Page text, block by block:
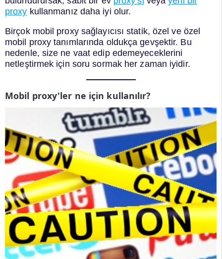
proxy kullanmanız daha iyi olur.
Birçok mobil proxy sağlayıcısı statik, özel ve özel
mobil proxy tanımlarında oldukça gevşektir. Bu
nedenle, size ne vaat edip edemeyeceklerini
netleştirmek için soru sormak her zaman iyidir.
Mobil proxy'ler ne için kullanılır?